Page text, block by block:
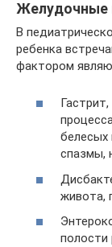
Желудочные
В
ребенка
фактором
белесых
спазмы,
живота,
полости